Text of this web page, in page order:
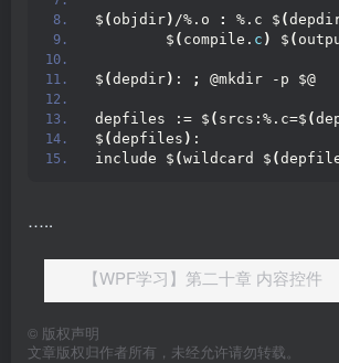
$ ( objdir) /%.o : %.c $ (
        $
( compile. c ) $ (
$ (depdir) : ; @mkdir -p $@
depfiles := $ ( srcs:%.c=$ (
$ (depfiles ) :
include $ (wildcard $ (
…..
【WPF学习】第二十章 内容控件
© 版权声明
文章版权归作者所有，未经允许请勿转载。